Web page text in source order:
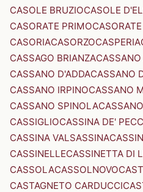
CASOLE BRUZIOCASOLE
CASORATE PRIMO
CASORIACASORZOCASPERIA
CASSAGO BRIANZA
CASSANO D'ADDACASSANO
CASSANO IRPINOCASSANO
CASSANO SPINOLA
CASSIGLIOCASSINA DE'
CASSINA VALSASSINA
CASSINELLECASSINETTA DI
CASSOLACASSOLNOVO
CASTAGNETO CARDUCCI